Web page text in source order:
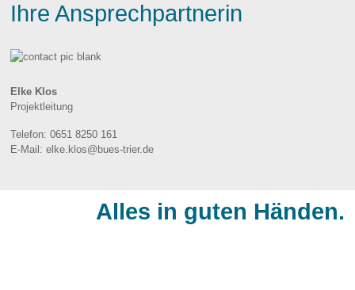
Ihre Ansprechpartnerin
Elke Klos
Projektleitung
Telefon:0651 8250 161
E-Mail:elke.klos@bues-trier.de
Alles in guten Händen.